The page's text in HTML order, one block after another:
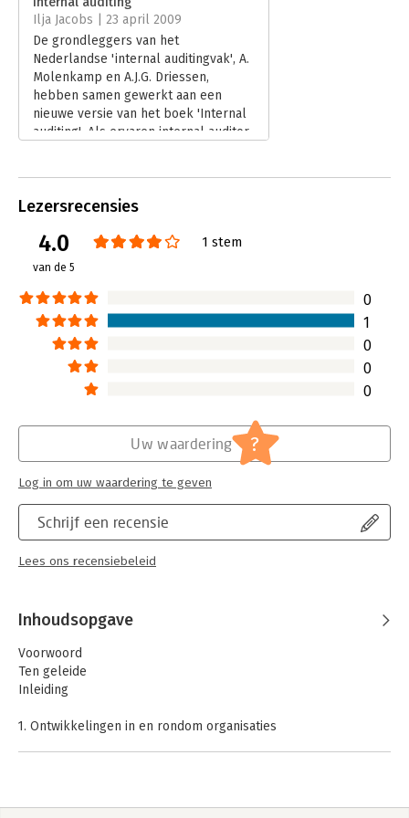
Hoofdrubriek: Financieel management
Ilja Jacobs | 23 april 2009
De grondleggers van het
Nederlandse 'internal auditingvak', A.
Molenkamp en A.J.G. Driessen,
hebben samen gewerkt aan een
nieuwe versie van het boek 'Internal
auditing'. Als ervaren internal auditor
Lees verder
Lezersrecensies
4.0
van de 5
1 stem
0
1
0
0
0
Schrijf een recensie
Lees ons recensiebeleid
Uw waardering ?
Log in om uw waardering te geven
Inhoudsopgave
Voorwoord
Ten geleide
Inleiding
1. Ontwikkelingen in en rondom organisaties